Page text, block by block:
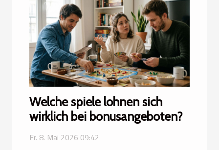
Welche spiele lohnen sich
wirklich bei bonusangeboten?
Fr. 8. Mai 2026 09:42